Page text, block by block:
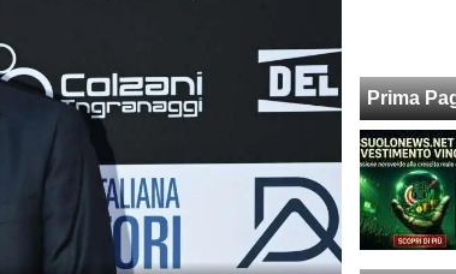
Prima